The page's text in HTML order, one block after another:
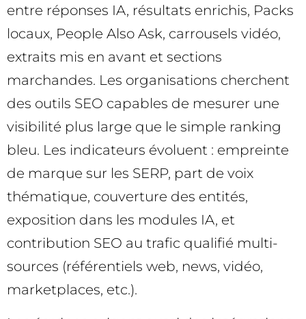
entre réponses IA, résultats enrichis, Packs
locaux, People Also Ask, carrousels vidéo,
extraits mis en avant et sections
marchandes. Les organisations cherchent
des outils SEO capables de mesurer une
visibilité plus large que le simple ranking
bleu. Les indicateurs évoluent : empreinte
de marque sur les SERP, part de voix
thématique, couverture des entités,
exposition dans les modules IA, et
contribution SEO au trafic qualifié multi-
sources (référentiels web, news, vidéo,
marketplaces, etc.).